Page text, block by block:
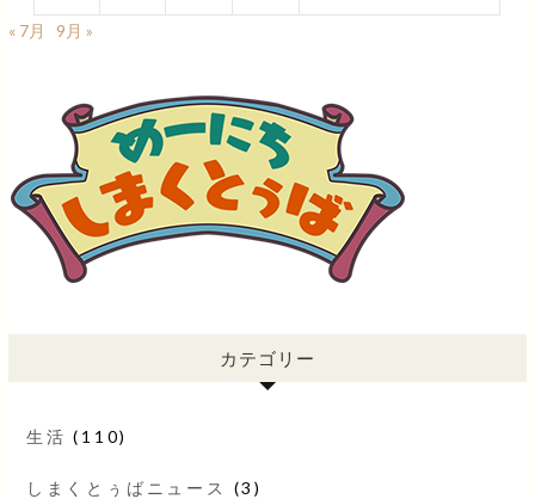
« 7月 9月 »
カテゴリー
生活 (110)
しまくとぅばニュース (3)